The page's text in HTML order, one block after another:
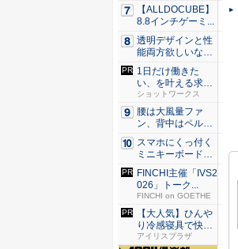
【ALLDOCUBE】
8.8インチゲーミ...
透明デザインと性
能両方欲しいな
ら。LDA...
1日だけ働きた
い、を叶える求人
サイト
ショットワークス
腰は大風量ファ
ン、背中はペルチ
ェ冷却。ダ...
スマホにくっ付く
ミニキーボード！
触ってわ...
FINCHI主催「IVS2
026」トーク...
FINCHI on GOETHE
【大人気】ひんや
り冷感寝具で快適
な睡眠を...
アイリスプラザ